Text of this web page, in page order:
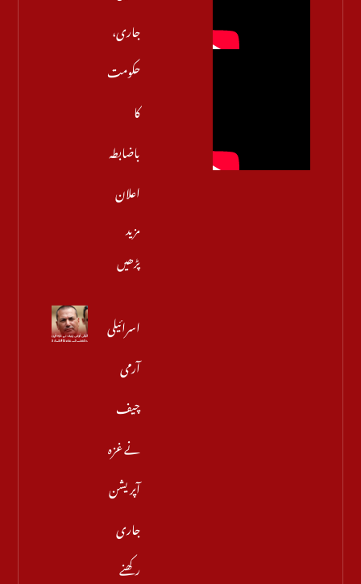
جاری،
حکومت
کا
باضابطہ
اعلان
مزید
پڑھیں
اسرائیلی
آرمی
چیف
نے غزہ
آپریشن
جاری
رکھنے